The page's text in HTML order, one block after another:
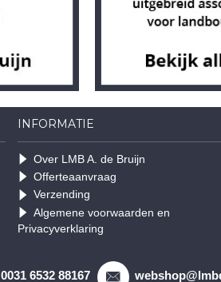
INFORMATIE
Over LMB A. de Bruijn
Offerteaanvraag
Verzending
Algemene voorwaarden en
Privacyverklaring
0031 6532 88167